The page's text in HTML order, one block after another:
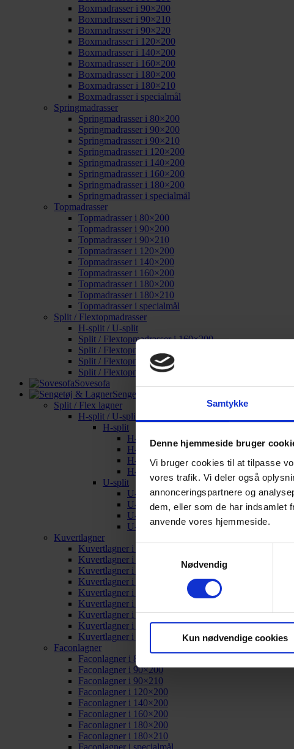
Samtykke
Denne hjemmeside bruger
Vi bruger cookies til at tilpasse
vores trafik. Vi deler også
annonceringspartnere og
dem, eller som de har indsamlet
anvende vores hjemmeside.
Nødvendig
Kun nødvendige cookies
Boxmadrasser i 90×200
Boxmadrasser i 90×210
Boxmadrasser i 90×220
Boxmadrasser i 120×200
Boxmadrasser i 140×200
Boxmadrasser i 160×200
Boxmadrasser i 180×200
Boxmadrasser i 180×210
Boxmadrasser i specialmål
Springmadrasser
Springmadrasser i 80×200
Springmadrasser i 90×200
Springmadrasser i 90×210
Springmadrasser i 120×200
Springmadrasser i 140×200
Springmadrasser i 160×200
Springmadrasser i 180×200
Springmadrasser i specialmål
Topmadrasser
Topmadrasser i 80×200
Topmadrasser i 90×200
Topmadrasser i 90×210
Topmadrasser i 120×200
Topmadrasser i 140×200
Topmadrasser i 160×200
Topmadrasser i 180×200
Topmadrasser i 180×210
Topmadrasser i specialmål
Split / Flextopmadrasser
H-split / U-split
Split / Flextopmadrasser i 160×200
Split / Flextopmadrasser i 180×200
Split / Flextopmadrasser i 180×210
Split / Flextopmadrasser i specialmål
Sovesofa
Sengetøj & Lagner
Split / Flex lagner
H-split / U-split
H-split
H-split i 160×200
H-split i 180×200
H-split i 180×210
H-split i specialmål
U-split
U-split i 160×200
U-split i 180×200
U-split i 180×210
U-split i specialmål
Kuvertlagner
Kuvertlagner i 80×200
Kuvertlagner i 90×200
Kuvertlagner i 90×210
Kuvertlagner i 120×200
Kuvertlagner i 140×200
Kuvertlagner i 160×200
Kuvertlagner i 180×200
Kuvertlagner i 180×210
Kuvertlagner i specialmål
Faconlagner
Faconlagner i 80×200
Faconlagner i 90×200
Faconlagner i 90×210
Faconlagner i 120×200
Faconlagner i 140×200
Faconlagner i 160×200
Faconlagner i 180×200
Faconlagner i 180×210
Faconlagner i specialmål